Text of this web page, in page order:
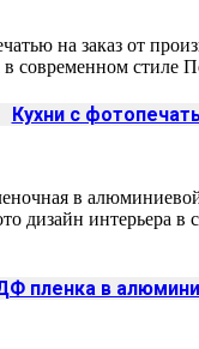
Кухни с
пленка в